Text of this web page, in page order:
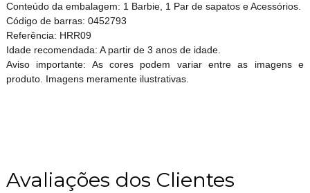
Conteúdo da embalagem: 1 Barbie, 1 Par de sapatos e Acessórios.
Código de barras: 0452793
Referência: HRR09
Idade recomendada: A partir de 3 anos de idade.
Aviso importante: As cores podem variar entre as imagens e
produto. Imagens meramente ilustrativas.
Avaliações dos Clientes